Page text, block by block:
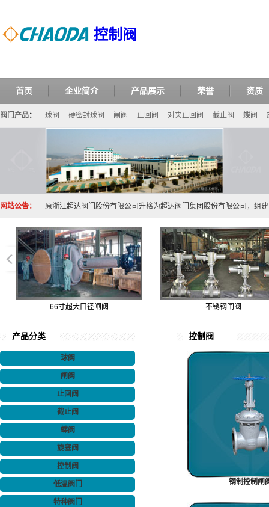
控制阀
首页 企业简介 产品展示 荣誉 资质
阀门产品： 球阀 硬密封球阀 闸阀 止回阀 对夹止回阀 截止阀 蝶阀
网站公告： 原浙江超达阀门股份有限公司升格为超达阀门集团股份有限公司，组
66寸超大口径闸阀 不锈钢闸阀
控制阀
钢制控制闸
产品分类
球阀
闸阀
止回阀
截止阀
蝶阀
旋塞阀
控制阀
低温阀门
特种阀门